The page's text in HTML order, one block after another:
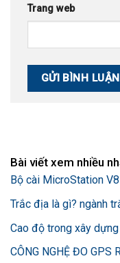
Trang web
Bài viết xem nhiều
Bộ cài MicroStation
Trắc địa là gì? ngành
Cao độ trong xây
CÔNG NGHỆ ĐO GPS